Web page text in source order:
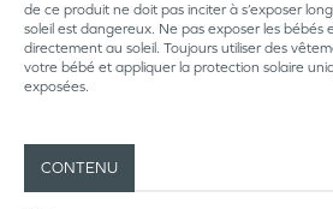
de ce produit ne doit pas inciter à s’exposer
soleil est dangereux. Ne pas exposer les bébés
directement au soleil. Toujours utiliser des
votre bébé et appliquer la protection solaire
exposées.
CONTENU